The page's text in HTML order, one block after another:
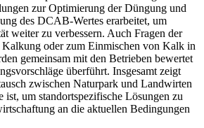
zur Optimierung der Düngung und
des DCAB‑Wertes erarbeitet, um
weiter zu verbessern. Auch Fragen der
oder zum Einmischen von Kalk in
gemeinsam mit den Betrieben bewertet
überführt. Insgesamt zeigt
zwischen Naturpark und Landwirten
ist, um standortspezifische Lösungen zu
an die aktuellen Bedingungen